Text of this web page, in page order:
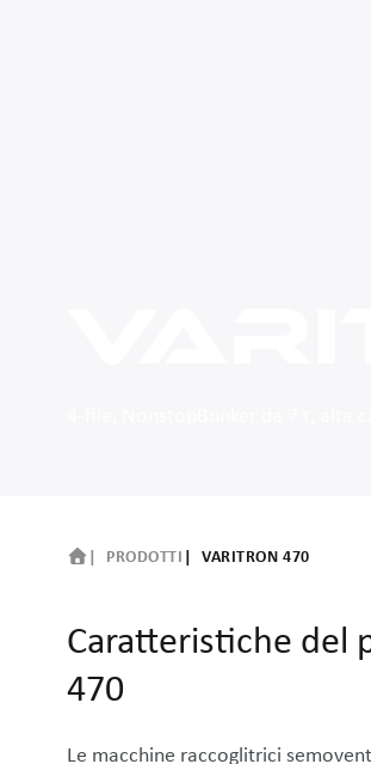
PRODOTTI VARITRON 470
Caratteristiche del
470
Le macchine raccoglitrici